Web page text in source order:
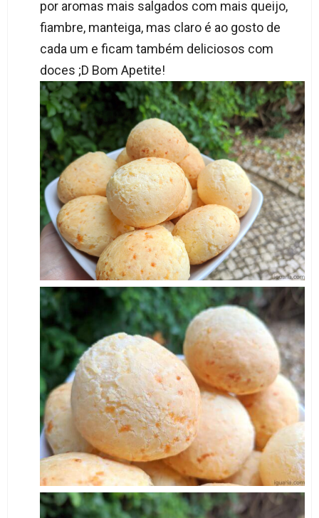
por aromas mais salgados com mais queijo,
fiambre, manteiga, mas claro é ao gosto de
cada um e ficam também deliciosos com
doces ;D Bom Apetite!